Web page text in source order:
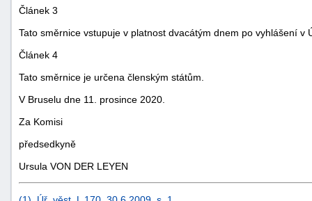
Článek 3
Tato směrnice vstupuje v platnost dvacátým dnem po vyhlášení v
Článek 4
Tato směrnice je určena členským státům.
V Bruselu dne 11. prosince 2020.
Za Komisi
předsedkyně
Ursula VON DER LEYEN